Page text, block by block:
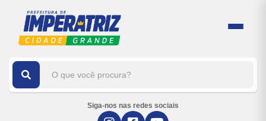
Siga-nos nas redes sociais